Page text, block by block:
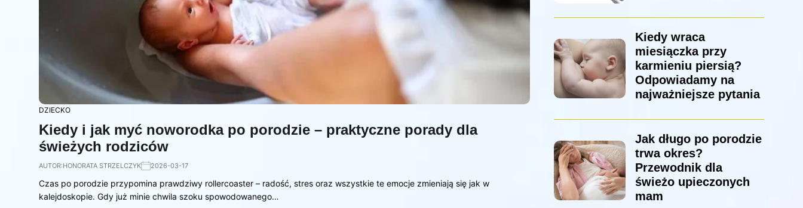
DZIECKO
Kiedy i jak myć noworodka po porodzie – praktyczne porady dla
świeżych rodziców
AUTOR:HONORATA STRZELCZYK 2026-03-17
Czas po porodzie przypomina prawdziwy rollercoaster – radość, stres oraz wszystkie te emocje zmieniają się jak w
kalejdoskopie. Gdy już minie chwila szoku spowodowanego…
Kiedy wraca
miesiączka przy
karmieniu piersią?
Odpowiadamy na
najważniejsze pytania
Jak długo po porodzie
trwa okres?
Przewodnik dla
świeżo upieczonych
mam